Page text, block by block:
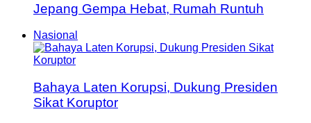
Jepang Gempa Hebat, Rumah Runtuh
Nasional
Bahaya Laten Korupsi, Dukung Presiden
Sikat Koruptor